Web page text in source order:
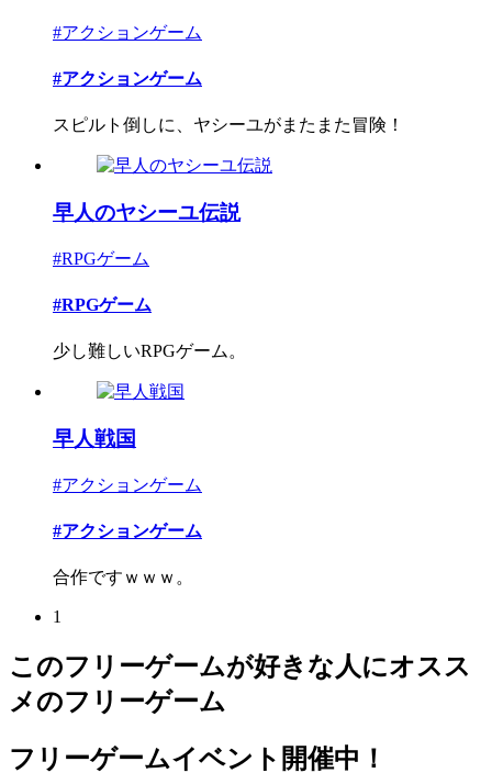
#アクションゲーム
#アクションゲーム
スピルト倒しに、ヤシーユがまたまた冒険！
早人のヤシーユ伝説
#RPGゲーム
#RPGゲーム
少し難しいRPGゲーム。
早人戦国
#アクションゲーム
#アクションゲーム
合作ですｗｗｗ。
1
このフリーゲームが好きな人にオスス
メのフリーゲーム
フリーゲームイベント開催中！